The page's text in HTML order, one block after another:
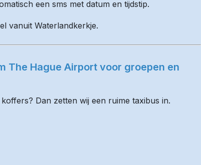
een sms met datum en tijdstip.
vanuit Waterlandkerkje.
The Hague Airport voor groepen en
Dan zetten wij een ruime taxibus in.